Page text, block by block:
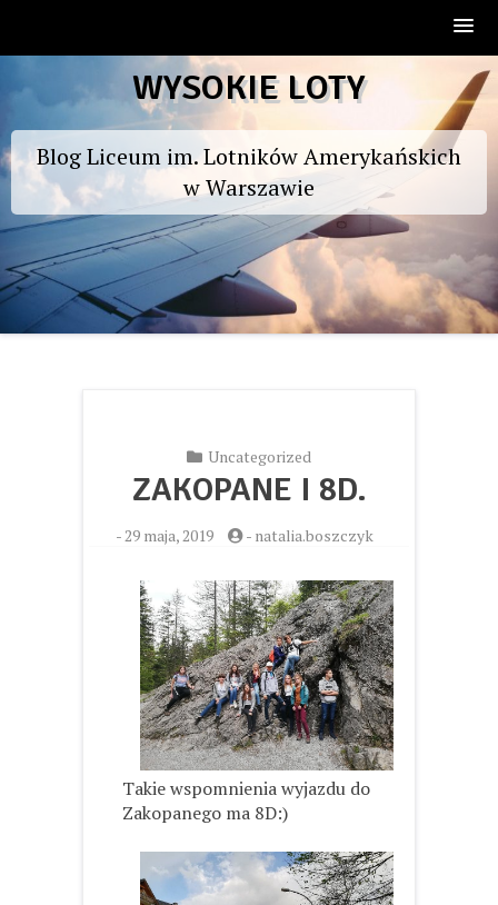
to
WYSOKIE LOTY
Blog Liceum im. Lotników Amerykańskich
w Warszawie
Uncategorized
ZAKOPANE I 8D.
-29 maja, 2019 - natalia.boszczyk
Takie wspomnienia wyjazdu do
Zakopanego ma 8D:)